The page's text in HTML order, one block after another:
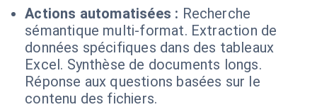
Actions automatisées : Recherche
sémantique multi-format. Extraction de
données spécifiques dans des tableaux
Excel. Synthèse de documents longs.
Réponse aux questions basées sur le
contenu des fichiers.